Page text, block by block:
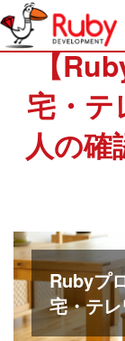
【
宅・テ
人の確
Rubyプ
宅・テ